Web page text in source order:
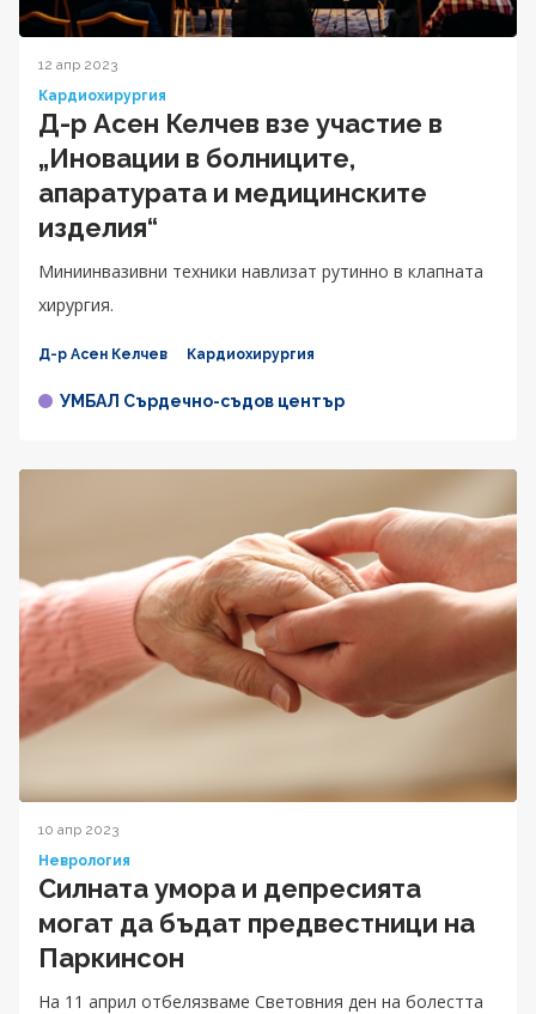
12 апр 2023
Кардиохирургия
Д-р Асен Келчев взе участие в
„Иновации в болниците,
апаратурата и медицинските
изделия“
Миниинвазивни техники навлизат рутинно в клапната
хирургия.
Д-р Асен Келчев Кардиохирургия
УМБАЛ Сърдечно-съдов център
10 апр 2023
Неврология
Силната умора и депресията
могат да бъдат предвестници на
Паркинсон
На 11 април отбелязваме Световния ден на болестта